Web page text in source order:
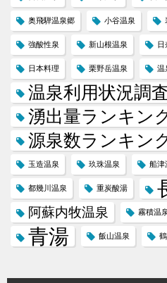
奥飛騨温泉郷 小谷温泉
強酸性泉 新山根温泉 日
日本料理 栗野岳温泉 温
温泉利用状況調
湧出量ランキン
源泉数ランキン
玉造温泉 玖珠温泉 船津
都幾川温泉 重炭酸湯
阿蘇内牧温泉 霧積温
青湯 飯山温泉